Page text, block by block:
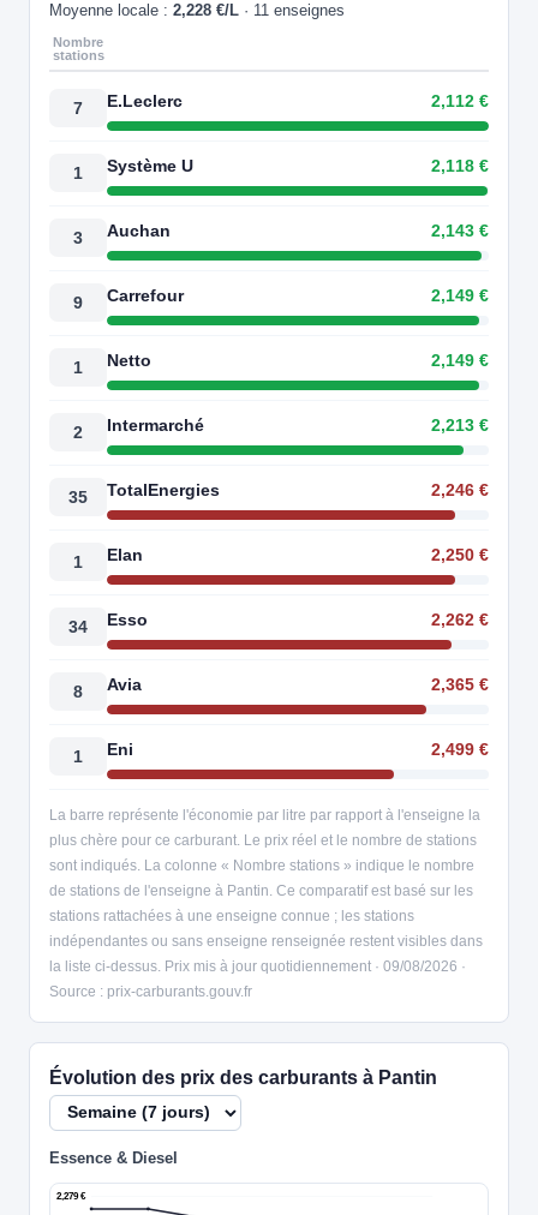
Moyenne locale : 2,228 €/L · 11 enseignes
Nombre
stations
7 E.Leclerc 2,112 €
1 Système U 2,118 €
3 Auchan 2,143 €
9 Carrefour 2,149 €
1 Netto 2,149 €
2 Intermarché 2,213 €
35 TotalEnergies 2,246 €
1 Elan 2,250 €
34 Esso 2,262 €
8 Avia 2,365 €
1 Eni 2,499 €
La barre représente l'économie par litre par rapport à l'enseigne la
plus chère pour ce carburant. Le prix réel et le nombre de stations
sont indiqués. La colonne « Nombre stations » indique le nombre
de stations de l'enseigne à Pantin. Ce comparatif est basé sur les
stations rattachées à une enseigne connue ; les stations
indépendantes ou sans enseigne renseignée restent visibles dans
la liste ci-dessus. Prix mis à jour quotidiennement · 09/08/2026 ·
Source : prix-carburants.gouv.fr
Évolution des prix des carburants à Pantin
Essence & Diesel
2,279 €